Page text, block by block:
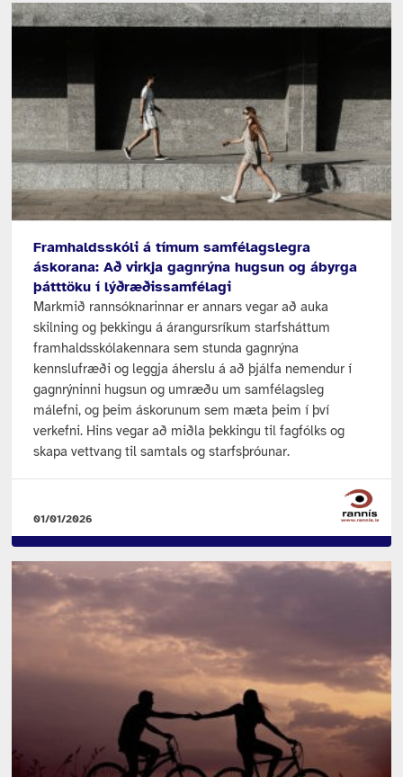
Framhaldsskóli á tímum samfélagslegra
áskorana: Að virkja gagnrýna hugsun og ábyrga
þátttöku í lýðræðissamfélagi
Markmið rannsóknarinnar er annars vegar að auka
skilning og þekkingu á árangursríkum starfsháttum
framhaldsskólakennara sem stunda gagnrýna
kennslufræði og leggja áherslu á að þjálfa nemendur í
gagnrýninni hugsun og umræðu um samfélagsleg
málefni, og þeim áskorunum sem mæta þeim í því
verkefni. Hins vegar að miðla þekkingu til fagfólks og
skapa vettvang til samtals og starfsþróunar.
01/01/2026